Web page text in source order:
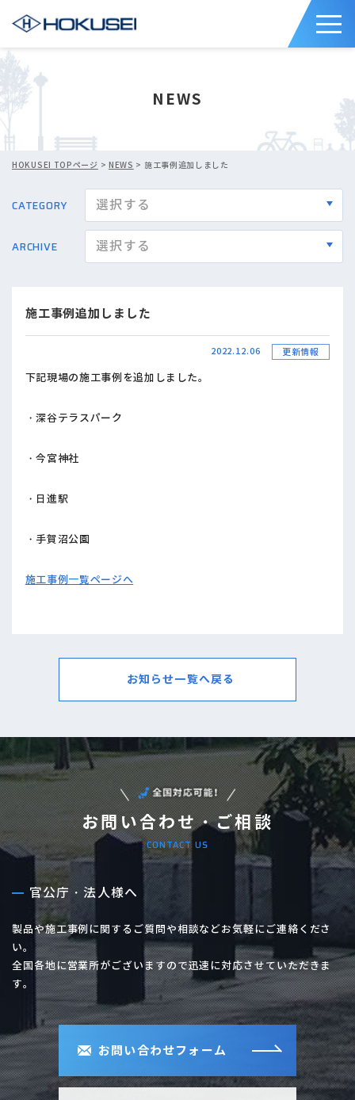
NEWS
HOKUSEI TOPページ > NEWS > 施工事例追加しました
CATEGORY
ARCHIVE
施工事例追加しました
2022.12.06 更新情報
下記現場の施工事例を追加しました。
・深谷テラスパーク
・今宮神社
・日進駅
・手賀沼公園
施工事例一覧ページへ
お知らせ一覧へ戻る
お問い合わせ・ご相談
CONTACT US
官公庁・法人様へ
製品や施工事例に関するご質問や相談などお気軽にご連絡くださ
い。
全国各地に営業所がございますので迅速に対応させていただきま
す。
お問い合わせフォーム